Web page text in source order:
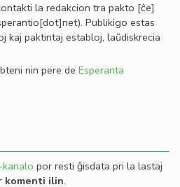
la redakcion tra pakto [ĉe]
. Publikigo estas
kaj paktintaj establoj, laŭdiskrecia
nin pere de Esperanta
por resti ĝisdata pri la lastaj
komenti ilin.